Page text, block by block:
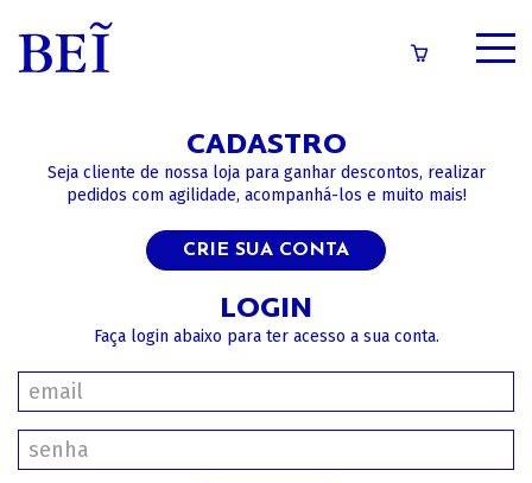
CATÁLOGO
CADASTRO
Seja cliente de nossa loja para ganhar descontos, realizar
pedidos com agilidade, acompanhá-los e muito mais!
CRIE SUA CONTA
LOGIN
Faça login abaixo para ter acesso a sua conta.